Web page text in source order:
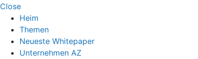
Close
Heim
Themen
Neueste Whitepaper
Unternehmen AZ